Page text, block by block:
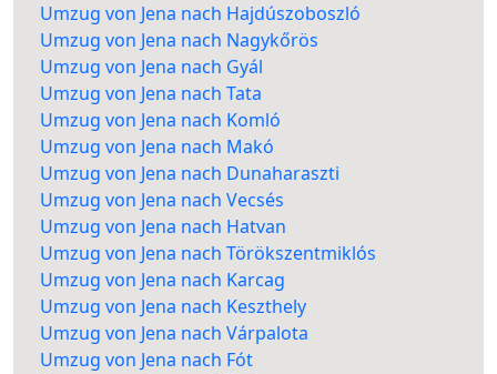
Umzug von Jena nach Hajdúszoboszló
Umzug von Jena nach Nagykőrös
Umzug von Jena nach Gyál
Umzug von Jena nach Tata
Umzug von Jena nach Komló
Umzug von Jena nach Makó
Umzug von Jena nach Dunaharaszti
Umzug von Jena nach Vecsés
Umzug von Jena nach Hatvan
Umzug von Jena nach Törökszentmiklós
Umzug von Jena nach Karcag
Umzug von Jena nach Keszthely
Umzug von Jena nach Várpalota
Umzug von Jena nach Fót